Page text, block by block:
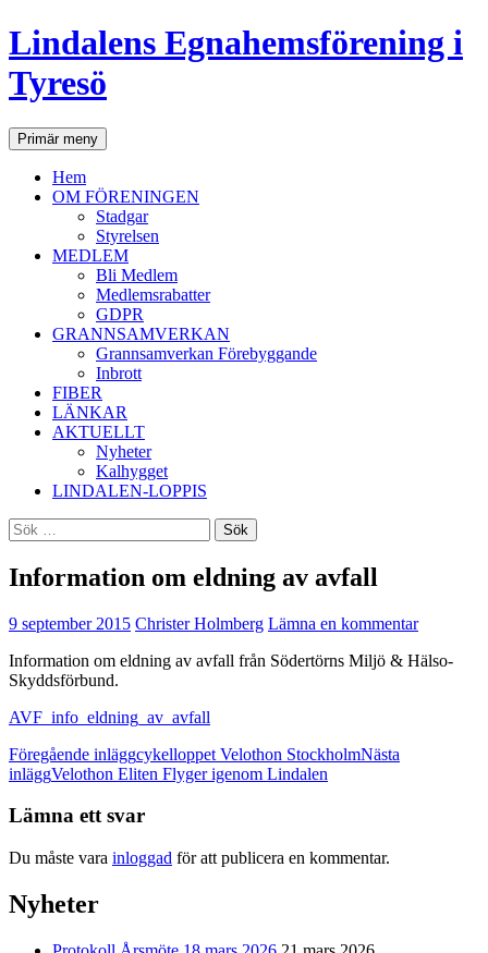
Lindalens Egnahemsförening i
Tyresö
SökPrimär meny Hoppa
till
Hem
OM FÖRENINGEN
Stadgar
Styrelsen
MEDLEM
Bli Medlem
Medlemsrabatter
GDPR
GRANNSAMVERKAN
Grannsamverkan Förebyggande
Inbrott
FIBER
LÄNKAR
AKTUELLT
Nyheter
Kalhygget
LINDALEN-LOPPIS
Sök
efter:
Information om eldning av avfall
9 september 2015 Christer Holmberg Lämna en kommentar
Information om eldning av avfall från Södertörns Miljö & Hälso-
Skyddsförbund.
AVF_info_eldning_av_avfall
Inläggsnavigering
Föregående inläggcykelloppet Velothon StockholmNästa
inläggVelothon Eliten Flyger igenom Lindalen
Lämna ett svar
Du måste vara inloggad för att publicera en kommentar.
Nyheter